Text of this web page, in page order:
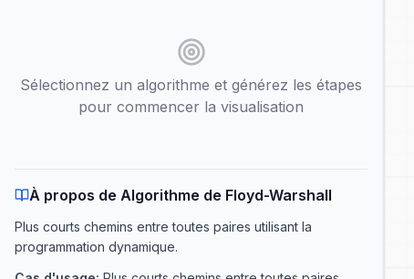
Nœud de Départ : Nœud d'Arrivée :
Sélectionnez un algorithme et générez les étapes
pour commencer la visualisation
À propos de Algorithme de Floyd-Warshall
Plus courts chemins entre toutes paires utilisant la
programmation dynamique.